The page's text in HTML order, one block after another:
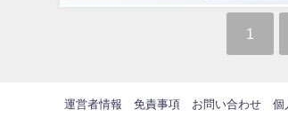
1
運営者情報 免責事項 お問い合わせ 個